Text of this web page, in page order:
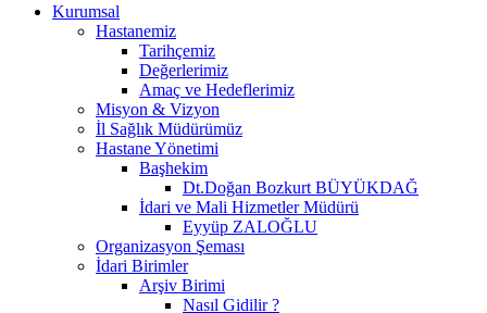
Kurumsal
Hastanemiz
Tarihçemiz
Değerlerimiz
Amaç ve Hedeflerimiz
Misyon & Vizyon
İl Sağlık Müdürümüz
Hastane Yönetimi
Başhekim
Dt.Doğan Bozkurt BÜYÜKDAĞ
İdari ve Mali Hizmetler Müdürü
Eyyüp ZALOĞLU
Organizasyon Şeması
İdari Birimler
Arşiv Birimi
Nasıl Gidilir ?